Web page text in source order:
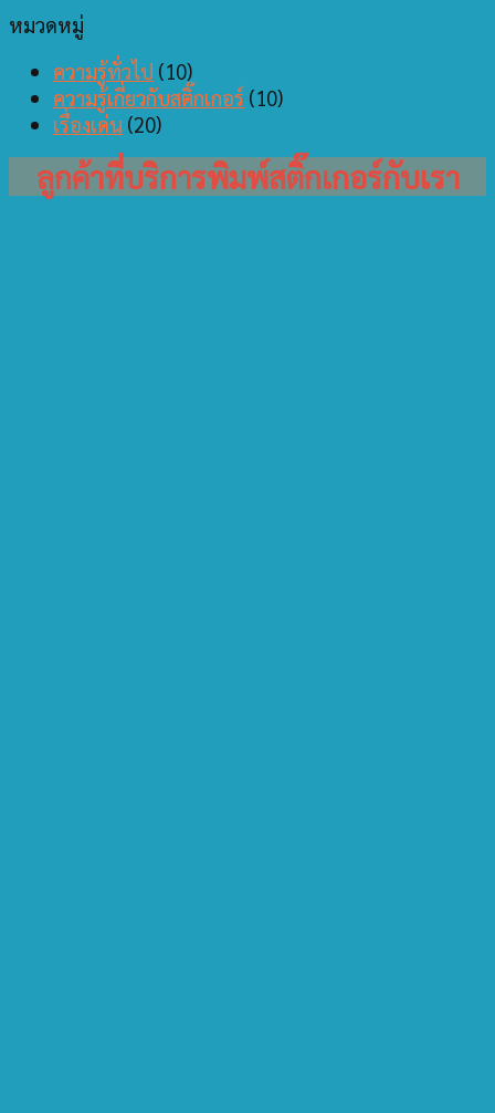
หมวดหมู่
ความรู้ทั่วไป (10)
ความรู้เกี่ยวกับสติ๊กเกอร์ (10)
เรื่องเด่น (20)
ลูกค้าที่บริการพิมพ์สติ๊กเกอร์กับเรา